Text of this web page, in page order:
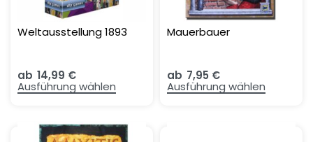
Weltausstellung 1893
ab 14,99 €
Ausführung wählen
Mauerbauer
ab 7,95 €
Ausführung wählen